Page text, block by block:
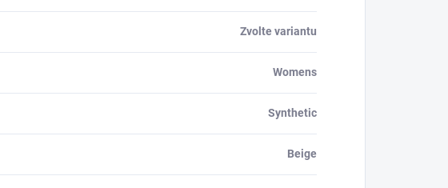
Zvolte variantu
Womens
Synthetic
Beige